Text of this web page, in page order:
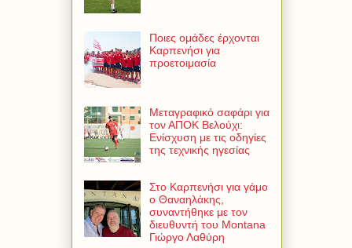
Ποιες ομάδες έρχονται
Καρπενήσι για
προετοιμασία
Μεταγραφικό σαφάρι για
τον ΑΠΟΚ Βελούχι:
Ενίσχυση με τις οδηγίες
της τεχνικής ηγεσίας
Στο Καρπενήσι για γάμο
ο Θαναηλάκης,
συναντήθηκε με τον
διευθυντή του Montana
Γιώργο Λαθύρη